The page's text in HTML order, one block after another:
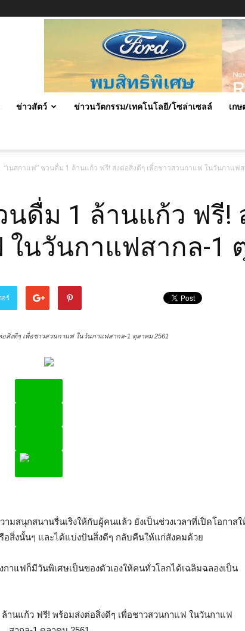
ข่าวสัตว์ ข่าวนวัตกรรม/เทคโนโลยี/โซล่าเซลล์ เก
“เนสกาแฟ” ชวนดื่ม 1 ล้านแก้ว ฟรี! ส่งต่อสิ่งดีๆ เพื่อชาวสวนกาแฟ ในวันกาแฟ
นดื่ม 1 ล้านแก้ว ฟรี!
ในวันกาแฟสากล-1
อร์
สิ่งดีๆ เพื่อชาวสวนกาแฟ ในวันกาแฟสากล-1 ตุลาคม 2561
มสนุกสนานรื่นเริงให้กับผู้คนแล้ว ยังเป็นช่วงเวลาที่เปิดโอกาสใ
อสิ่งนั้นๆ และได้แบ่งปันสิ่งดีๆ กลับคืนให้แก่สังคมด้วย
าแฟก็มีวันพิเศษเป็นของตัวเองให้คนทั่วโลกได้เฉลิมฉลองเป็น